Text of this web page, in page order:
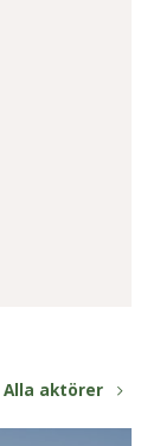
Alla aktörer